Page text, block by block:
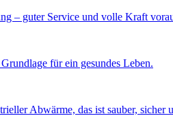
– guter Service und volle Kraft
für ein gesundes Leben.
Abwärme, das ist sauber, sicher